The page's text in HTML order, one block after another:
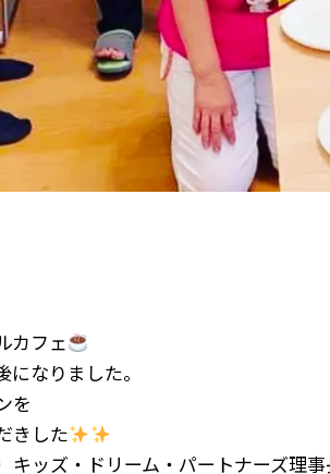
カフェ
なりました。
を
きした
ッズ・ドリーム・パートナーズ理